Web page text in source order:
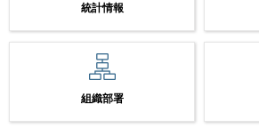
統計情報
組織部署